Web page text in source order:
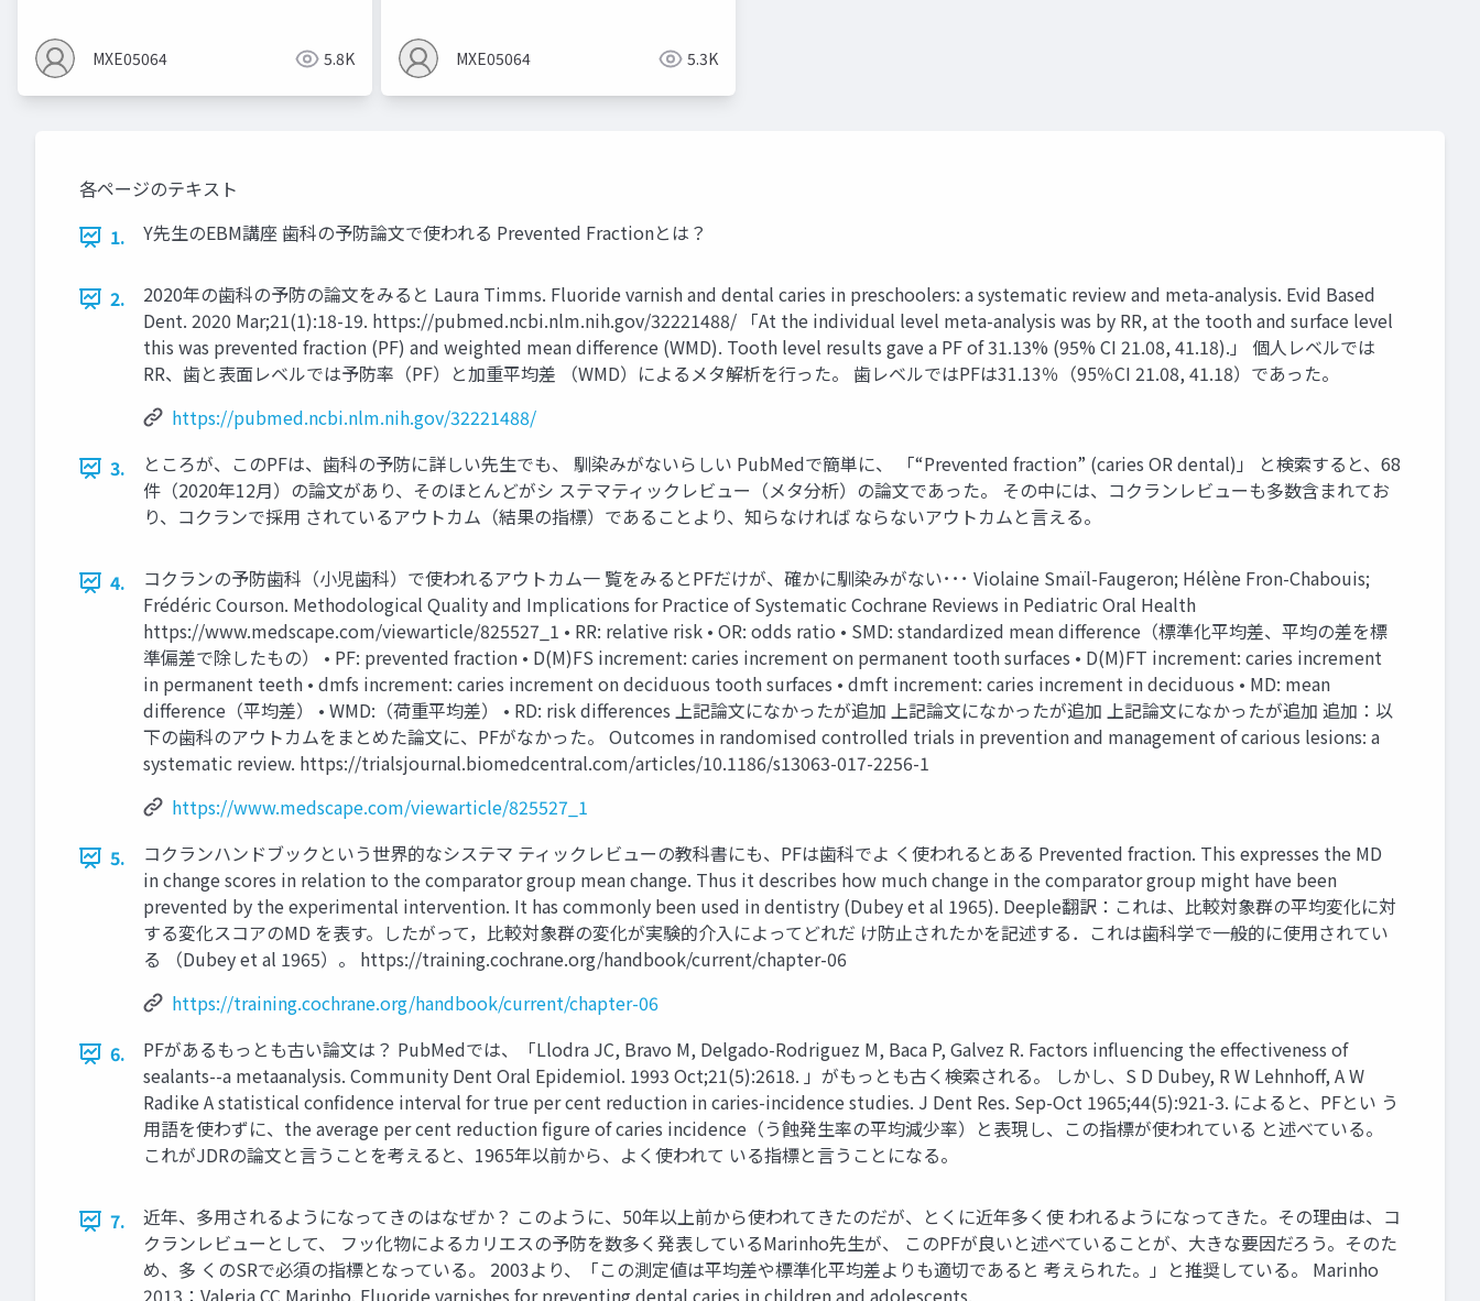
MXE05064 5.8K MXE05064 5.3K
各ページのテキスト
1.
Y先生のEBM講座 歯科の予防論文で使われる Prevented Fractionとは？
2.
2020年の歯科の予防の論文をみると Laura Timms. Fluoride varnish and dental caries in preschoolers: a systematic review and meta-analysis. Evid Based
Dent. 2020 Mar;21(1):18-19. https://pubmed.ncbi.nlm.nih.gov/32221488/ 「At the individual level meta-analysis was by RR, at the tooth and surface level
this was prevented fraction (PF) and weighted mean difference (WMD). Tooth level results gave a PF of 31.13% (95% CI 21.08, 41.18).」 個人レベルでは
RR、歯と表面レベルでは予防率（PF）と加重平均差 （WMD）によるメタ解析を行った。 歯レベルではPFは31.13％（95％CI 21.08, 41.18）であった。
https://pubmed.ncbi.nlm.nih.gov/32221488/
3.
ところが、このPFは、歯科の予防に詳しい先生でも、 馴染みがないらしい PubMedで簡単に、 「“Prevented fraction” (caries OR dental)」 と検索すると、68
件（2020年12月）の論文があり、そのほとんどがシ ステマティックレビュー（メタ分析）の論文であった。 その中には、コクランレビューも多数含まれてお
り、コクランで採用 されているアウトカム（結果の指標）であることより、知らなければ ならないアウトカムと言える。
4.
コクランの予防歯科（小児歯科）で使われるアウトカム一 覧をみるとPFだけが、確かに馴染みがない･･･ Violaine Smaïl-Faugeron; Hélène Fron-Chabouis;
Frédéric Courson. Methodological Quality and Implications for Practice of Systematic Cochrane Reviews in Pediatric Oral Health
https://www.medscape.com/viewarticle/825527_1 • RR: relative risk • OR: odds ratio • SMD: standardized mean difference（標準化平均差、平均の差を標
準偏差で除したもの） • PF: prevented fraction • D(M)FS increment: caries increment on permanent tooth surfaces • D(M)FT increment: caries increment
in permanent teeth • dmfs increment: caries increment on deciduous tooth surfaces • dmft increment: caries increment in deciduous • MD: mean
difference（平均差） • WMD:（荷重平均差） • RD: risk differences 上記論文になかったが追加 上記論文になかったが追加 上記論文になかったが追加 追加：以
下の歯科のアウトカムをまとめた論文に、PFがなかった。 Outcomes in randomised controlled trials in prevention and management of carious lesions: a
systematic review. https://trialsjournal.biomedcentral.com/articles/10.1186/s13063-017-2256-1
https://www.medscape.com/viewarticle/825527_1
5.
コクランハンドブックという世界的なシステマ ティックレビューの教科書にも、PFは歯科でよ く使われるとある Prevented fraction. This expresses the MD
in change scores in relation to the comparator group mean change. Thus it describes how much change in the comparator group might have been
prevented by the experimental intervention. It has commonly been used in dentistry (Dubey et al 1965). Deeple翻訳：これは、比較対象群の平均変化に対
する変化スコアのMD を表す。したがって，比較対象群の変化が実験的介入によってどれだ け防止されたかを記述する．これは歯科学で一般的に使用されてい
る （Dubey et al 1965）。 https://training.cochrane.org/handbook/current/chapter-06
https://training.cochrane.org/handbook/current/chapter-06
6.
PFがあるもっとも古い論文は？ PubMedでは、「Llodra JC, Bravo M, Delgado-Rodriguez M, Baca P, Galvez R. Factors influencing the effectiveness of
sealants--a metaanalysis. Community Dent Oral Epidemiol. 1993 Oct;21(5):2618. 」がもっとも古く検索される。 しかし、S D Dubey, R W Lehnhoff, A W
Radike A statistical confidence interval for true per cent reduction in caries-incidence studies. J Dent Res. Sep-Oct 1965;44(5):921-3. によると、PFとい う
用語を使わずに、the average per cent reduction figure of caries incidence（う蝕発生率の平均減少率）と表現し、この指標が使われている と述べている。
これがJDRの論文と言うことを考えると、1965年以前から、よく使われて いる指標と言うことになる。
7.
近年、多用されるようになってきのはなぜか？ このように、50年以上前から使われてきたのだが、とくに近年多く使 われるようになってきた。その理由は、コ
クランレビューとして、 フッ化物によるカリエスの予防を数多く発表しているMarinho先生が、 このPFが良いと述べていることが、大きな要因だろう。そのた
め、多 くのSRで必須の指標となっている。 2003より、「この測定値は平均差や標準化平均差よりも適切であると 考えられた。」と推奨している。 Marinho
2013：Valeria CC Marinho. Fluoride varnishes for preventing dental caries in children and adolescents.